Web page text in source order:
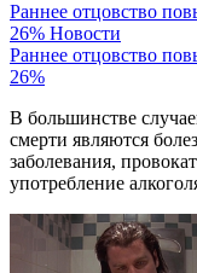
Раннее отцовство
26% Новости
Раннее отцовство
26%
В большинстве
смерти являются
заболевания,
употребление